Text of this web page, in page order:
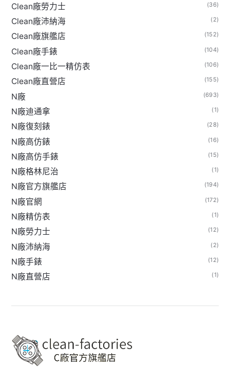
Clean廠勞力士 (36)
Clean廠沛納海 (2)
Clean廠旗艦店 (152)
Clean廠手錶 (104)
Clean廠一比一精仿表 (106)
Clean廠直營店 (155)
N廠 (693)
N廠迪通拿 (1)
N廠復刻錶 (28)
N廠高仿錶 (16)
N廠高仿手錶 (15)
N廠格林尼治 (1)
N廠官方旗艦店 (194)
N廠官網 (172)
N廠精仿表 (1)
N廠勞力士 (12)
N廠沛納海 (2)
N廠手錶 (12)
N廠直營店 (1)